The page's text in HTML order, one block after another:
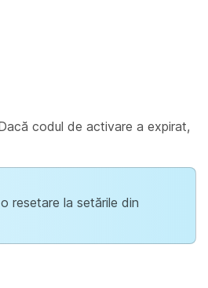
codul de activare a expirat,
resetare la setările din